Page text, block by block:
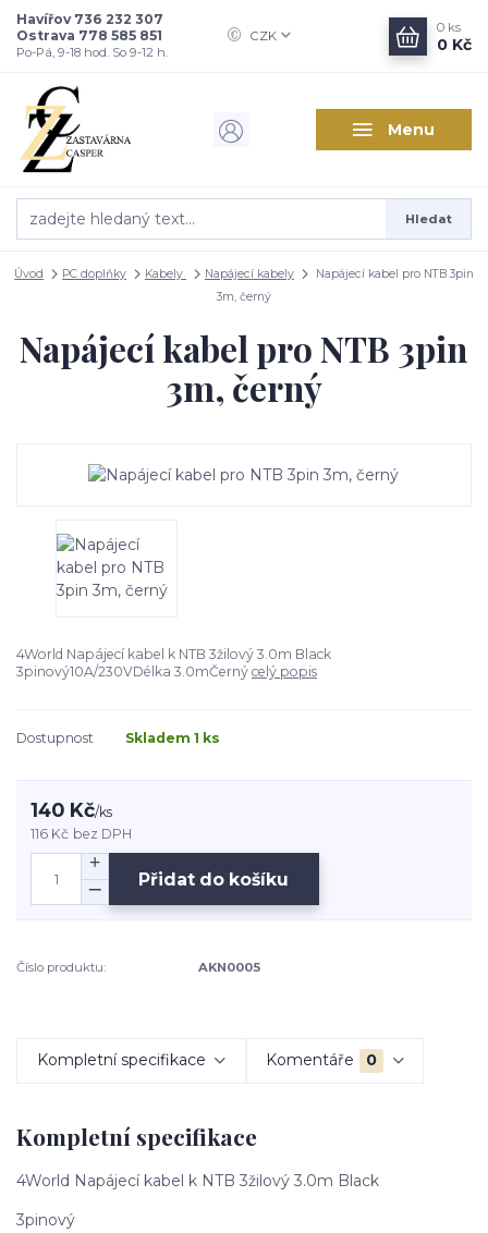
Menu
CZK
Hledat
Havířov 736 232 307
Ostrava 778 585 851
Po-Pá, 9-18 hod. So 9-12 h.
0 ks
0 Kč
Úvod PC doplňky Kabely Napájecí kabely
Napájecí kabel pro NTB 3pin
3m, černý
Napájecí kabel pro NTB 3pin
3m, černý
4World Napájecí kabel k NTB 3žilový 3.0m Black
3pinový10A/230VDélka 3.0mČerný celý popis
Dostupnost Skladem 1 ks
140 Kč/ks
116 Kč bez DPH
Přidat do košíku
Číslo produktu: AKN0005
Kompletní specifikace Komentáře 0
Kompletní specifikace
4World Napájecí kabel k NTB 3žilový 3.0m Black
3pinový